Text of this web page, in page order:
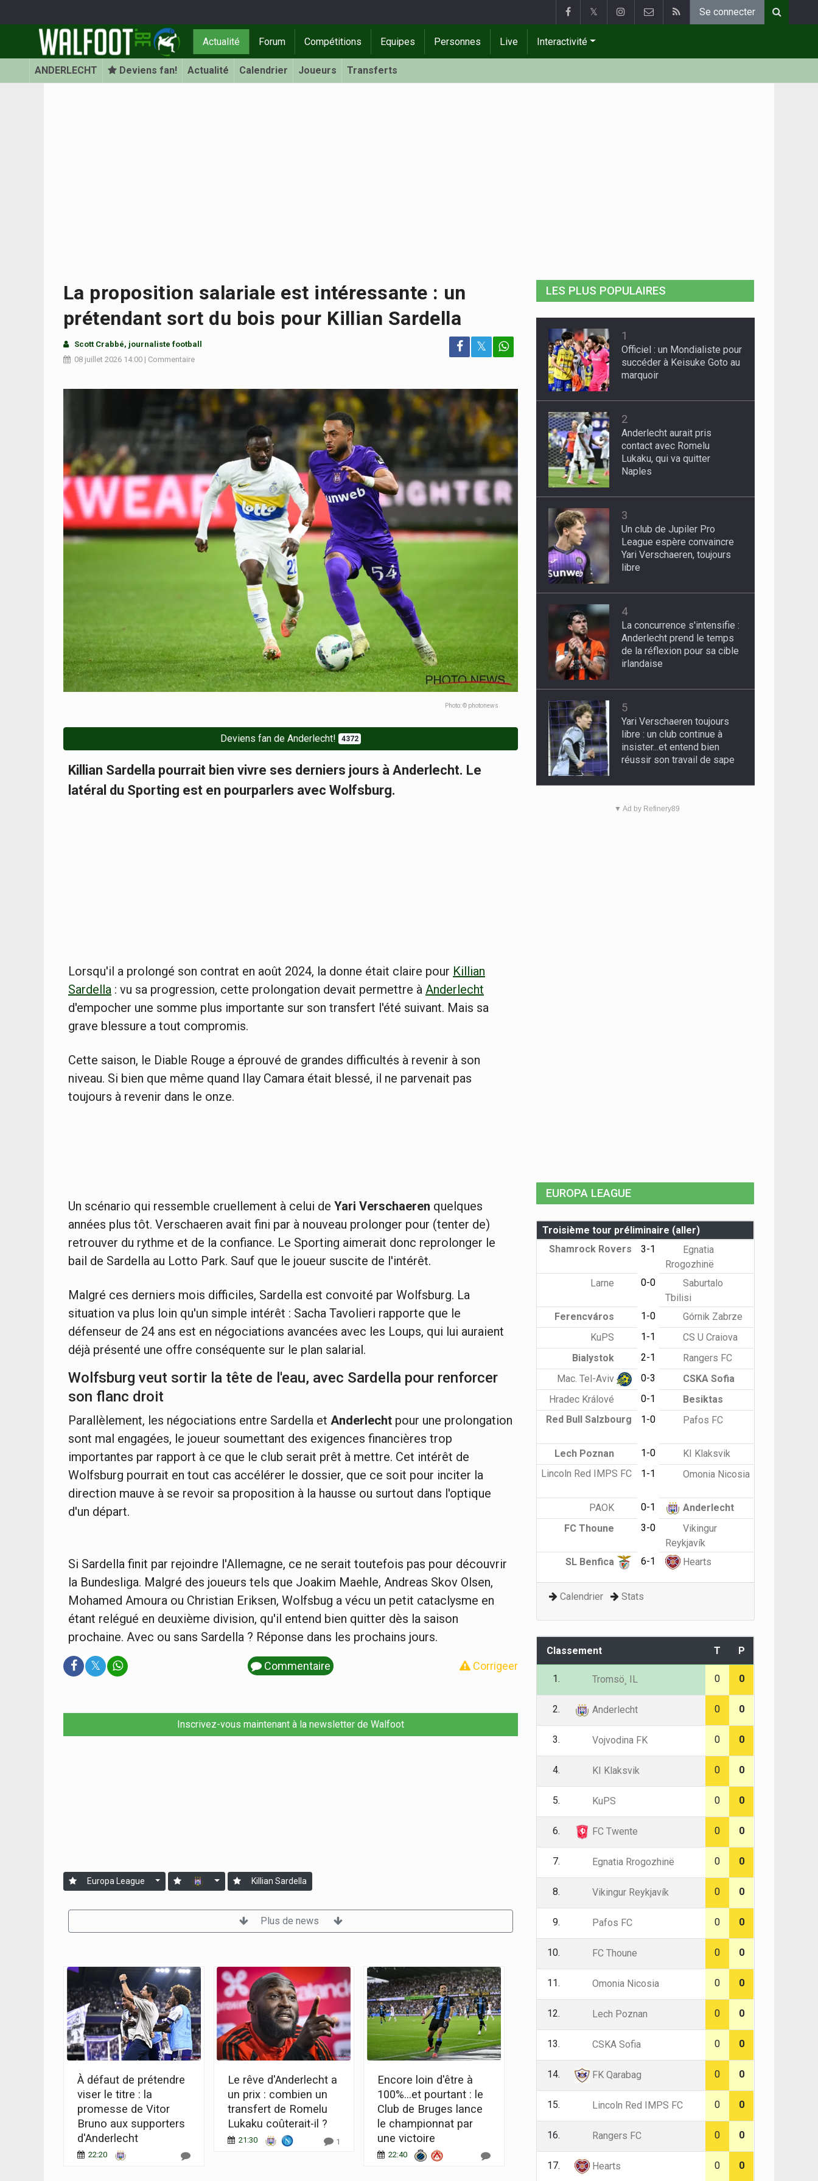
𝕏 Se connecter
Actualité Forum Compétitions Equipes Personnes Live Interactivité
ANDERLECHT Deviens fan! Actualité Calendrier Joueurs Transferts
La proposition salariale est intéressante : un
prétendant sort du bois pour Killian Sardella
Scott Crabbé, journaliste football
08 juillet 2026 14:00 | Commentaire
𝕏
Photo: © photonews
Deviens fan de Anderlecht! 4372
Killian Sardella pourrait bien vivre ses derniers jours à Anderlecht. Le
latéral du Sporting est en pourparlers avec Wolfsburg.
Lorsqu'il a prolongé son contrat en août 2024, la donne était claire pour Killian
Sardella : vu sa progression, cette prolongation devait permettre à Anderlecht
d'empocher une somme plus importante sur son transfert l'été suivant. Mais sa
grave blessure a tout compromis.
Cette saison, le Diable Rouge a éprouvé de grandes difficultés à revenir à son
niveau. Si bien que même quand Ilay Camara était blessé, il ne parvenait pas
toujours à revenir dans le onze.
Un scénario qui ressemble cruellement à celui de Yari Verschaeren quelques
années plus tôt. Verschaeren avait fini par à nouveau prolonger pour (tenter de)
retrouver du rythme et de la confiance. Le Sporting aimerait donc reprolonger le
bail de Sardella au Lotto Park. Sauf que le joueur suscite de l'intérêt.
Malgré ces derniers mois difficiles, Sardella est convoité par Wolfsburg. La
situation va plus loin qu'un simple intérêt : Sacha Tavolieri rapporte que le
défenseur de 24 ans est en négociations avancées avec les Loups, qui lui auraient
déjà présenté une offre conséquente sur le plan salarial.
Wolfsburg veut sortir la tête de l'eau, avec Sardella pour renforcer
son flanc droit
Parallèlement, les négociations entre Sardella et Anderlecht pour une prolongation
sont mal engagées, le joueur soumettant des exigences financières trop
importantes par rapport à ce que le club serait prêt à mettre. Cet intérêt de
Wolfsburg pourrait en tout cas accélérer le dossier, que ce soit pour inciter la
direction mauve à se revoir sa proposition à la hausse ou surtout dans l'optique
d'un départ.
Si Sardella finit par rejoindre l'Allemagne, ce ne serait toutefois pas pour découvrir
la Bundesliga. Malgré des joueurs tels que Joakim Maehle, Andreas Skov Olsen,
Mohamed Amoura ou Christian Eriksen, Wolfsbug a vécu un petit cataclysme en
étant relégué en deuxième division, qu'il entend bien quitter dès la saison
prochaine. Avec ou sans Sardella ? Réponse dans les prochains jours.
𝕏 Commentaire Corrigeer
Inscrivez-vous maintenant à la newsletter de Walfoot
Europa League Killian Sardella
Plus de news
À défaut de prétendre
viser le titre : la
promesse de Vitor
Bruno aux supporters
d'Anderlecht
22:20
Le rêve d'Anderlecht a
un prix : combien un
transfert de Romelu
Lukaku coûterait-il ?
21:30 1
Encore loin d'être à
100%...et pourtant : le
Club de Bruges lance
le championnat par
une victoire
22:40
LES PLUS POPULAIRES
1
Officiel : un Mondialiste pour
succéder à Keisuke Goto au
marquoir
2
Anderlecht aurait pris
contact avec Romelu
Lukaku, qui va quitter
Naples
3
Un club de Jupiler Pro
League espère convaincre
Yari Verschaeren, toujours
libre
4
La concurrence s'intensifie :
Anderlecht prend le temps
de la réflexion pour sa cible
irlandaise
5
Yari Verschaeren toujours
libre : un club continue à
insister...et entend bien
réussir son travail de sape
▼ Ad by Refinery89
EUROPA LEAGUE
Troisième tour préliminaire (aller)
Shamrock Rovers
3-1
Egnatia
Rrogozhinë
Larne
0-0
Saburtalo
Tbilisi
Ferencváros
1-0
Górnik Zabrze
KuPS
1-1
CS U Craiova
Bialystok
2-1
Rangers FC
Mac. Tel-Aviv
0-3
CSKA Sofia
Hradec Králové
0-1
Besiktas
Red Bull Salzbourg
1-0 Pafos FC
Lech Poznan 1-0
KI Klaksvik
Lincoln Red IMPS FC
1-1 Omonia Nicosia
PAOK 0-1
Anderlecht
FC Thoune
3-0
Vikingur
Reykjavík
SL Benfica
6-1 Hearts
Calendrier Stats
Classement T P
1. Tromsö¸ IL 0 0
2. Anderlecht 0 0
3. Vojvodina FK 0 0
4. KI Klaksvik 0 0
5. KuPS 0 0
6. FC Twente 0 0
7. Egnatia Rrogozhinë 0 0
8. Vikingur Reykjavík 0 0
9. Pafos FC 0 0
10. FC Thoune 0 0
11. Omonia Nicosia 0 0
12. Lech Poznan 0 0
13. CSKA Sofia 0 0
14. FK Qarabag 0 0
15. Lincoln Red IMPS FC 0 0
16. Rangers FC 0 0
17. Hearts 0 0